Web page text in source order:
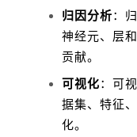
归因分析：
神经元、层
贡献。
可视化：可
据集、特征
化。